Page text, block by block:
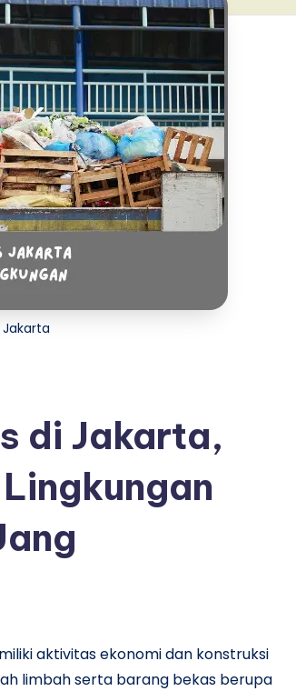
di Jakarta,
aktivitas ekonomi dan konstruksi
limbah serta barang bekas berupa